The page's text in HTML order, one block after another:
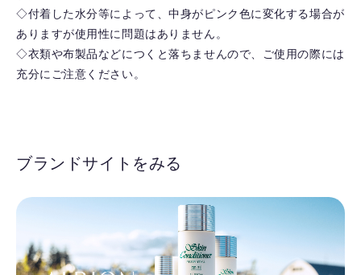
◇付着した水分等によって、中身がピンク色に変化する場合が
ありますが使用性に問題はありません。
◇衣類や布製品などにつくと落ちませんので、ご使用の際には
充分にご注意ください。
ブランドサイトをみる